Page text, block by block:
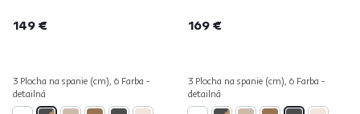
149 €
3 Plocha na spanie (cm), 6 Farba -
detailná
169 €
3 Plocha na spanie (cm), 6 Farba -
detailná